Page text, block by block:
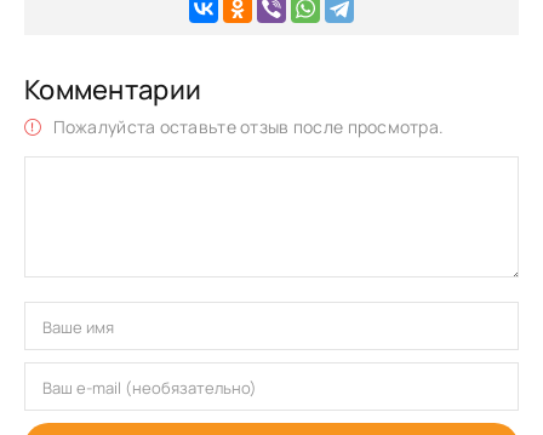
Комментарии
Пожалуйста оставьте отзыв после просмотра.